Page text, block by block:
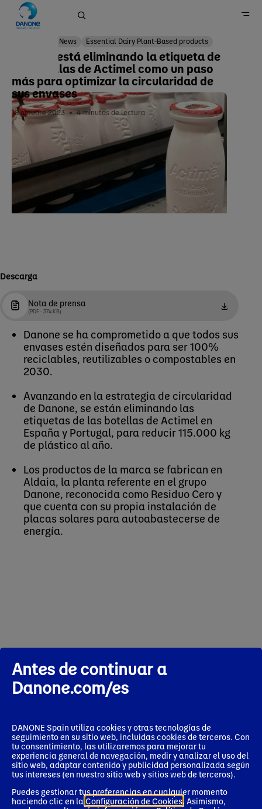
Antes de continuar a
Danone.com/es
DANONE Spain utiliza cookies y otras tecnologías de
seguimiento en su sitio web, incluidas cookies de terceros. Con
tu consentimiento, las utilizaremos para mejorar tu
experiencia general de navegación, medir y analizar el uso del
sitio web, adaptar contenido y publicidad personalizada según
tus intereses (en nuestro sitio web y sitios web de terceros).
Puedes gestionar tus preferencias en cualquier momento
haciendo clic en la Configuración de Cookies . Asimismo,
Página principal
Prensa
18 octubre 2023 4 minutos de lectura
Danone está eliminando la etiqueta de
las botellas de Actimel como un paso
más para optimizar la circularidad de
sus envases
Local News Essential Dairy Plant-Based products
Descarga
Nota de prensa
(PDF - 374 KB)
Danone se ha comprometido a que todos sus
envases estén diseñados para ser 100%
reciclables, reutilizables o compostables en
2030.
Avanzando en la estrategia de circularidad
de Danone, se están eliminando las
etiquetas de las botellas de Actimel en
España y Portugal, para reducir 115.000 kg
de plástico al año.
Los productos de la marca se fabrican en
Aldaia, la planta referente en el grupo
Danone, reconocida como Residuo Cero y
que cuenta con su propia instalación de
placas solares para autoabastecerse de
energía.
Sala de prensa
Press release
25 junio 2026
La microbiota se
consolida como
aliada de la
Press release
16 junio 2026
La presión
económica influye
en la compra del
10